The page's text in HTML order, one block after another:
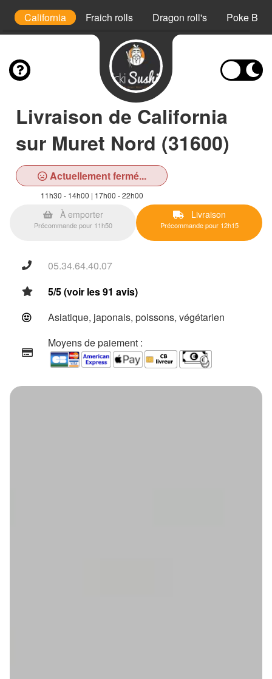
California Fraich rolls Dragon roll's Poke
Livraison de California
sur Muret Nord (31600)
Actuellement fermé...
11h30 - 14h00 | 17h00 - 22h00
À emporter
Précommande pour 11h50
Livraison
Précommande pour 12h15
05.34.64.40.07
5/5 (voir les 91 avis)
Asiatique, japonais, poissons, végétarien
Moyens de paiement :